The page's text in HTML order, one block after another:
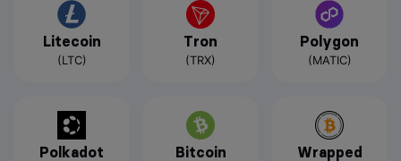
Litecoin
(LTC)
Tron
(TRX)
Polygon
(MATIC)
Polkadot
Bitcoin
Wrapped